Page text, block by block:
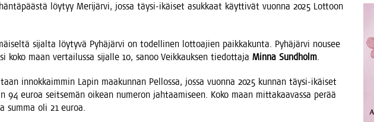
löy­tyy Meri­jär­vi, jos­sa täy­si-ikäi­set asuk­kaat käyt­ti­vät vuon­na 2025 Lot­toon
sijal­ta löy­ty­vä Pyhä­jär­vi on todel­li­nen lot­toa­jien paik­ka­kun­ta. Pyhä­jär­vi nousee
koko maan ver­tai­lus­sa sijal­le 10, sanoo Veik­kauk­sen tie­dot­ta­ja Min­na Sund­holm.
innok­kaim­min Lapin maa­kun­nan Pel­los­sa, jos­sa vuon­na 2025 kun­nan täy­si-ikäi­set
94 euroa seit­se­män oikean nume­ron jah­taa­mi­seen. Koko maan mit­ta­kaa­vas­sa perää
sum­ma oli 21 euroa.